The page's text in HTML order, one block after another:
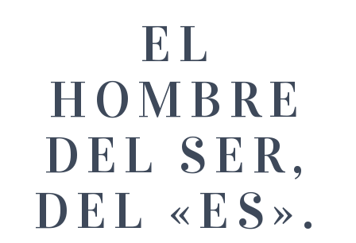
EL
HOMBRE
DEL SER,
DEL «ES».